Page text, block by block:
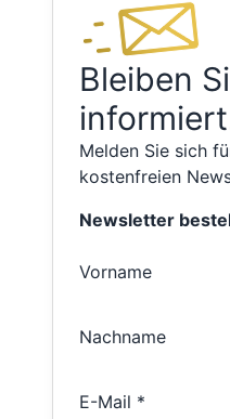
Bleiben
Melden Sie sich
kostenfreien